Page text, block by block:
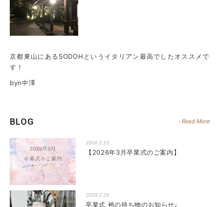
京都東山にあるSODOHというイタリアン最高でしたオススメで
す！
byn中澤
BLOG - Read More
2026.2.25
【2026年3月卒業式のご案内】
2025.2.26
卒業式 袴の持ち物のお知らせ♩